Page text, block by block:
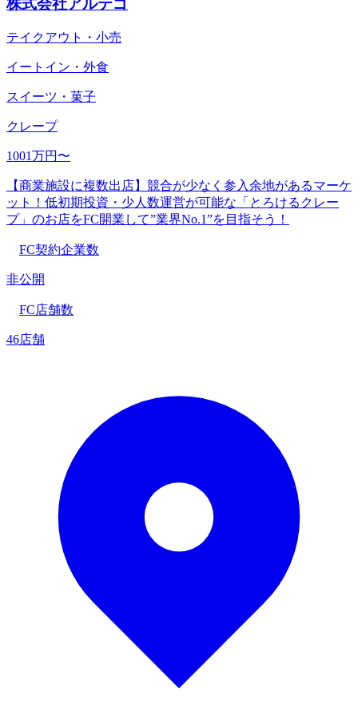
株式会社アルテゴ
テイクアウト・小売
イートイン・外食
スイーツ・菓子
クレープ
1001万円〜
【商業施設に複数出店】競合が少なく参入余地があるマーケ
ット！低初期投資・少人数運営が可能な「とろけるクレー
プ」のお店をFC開業して”業界No.1”を目指そう！
FC契約企業数
非公開
FC店舗数
46店舗